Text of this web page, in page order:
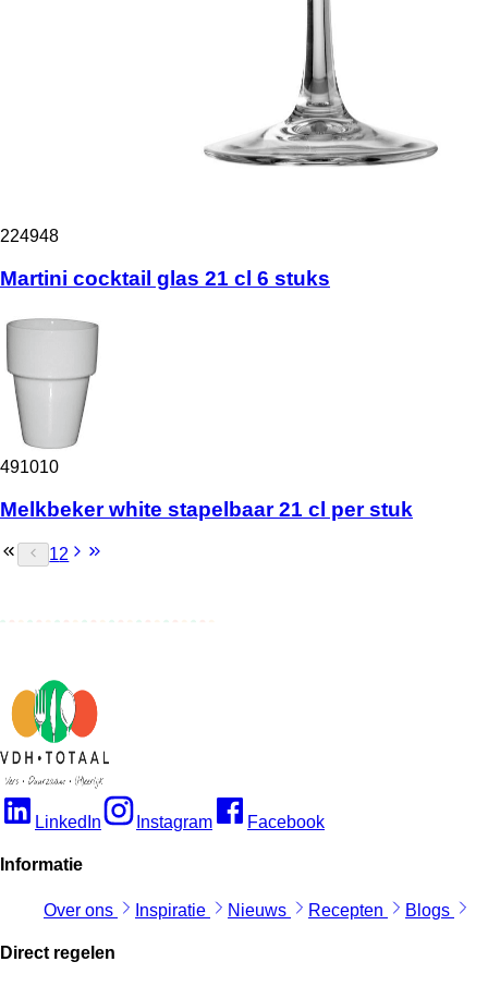
224948
Martini cocktail glas 21 cl 6 stuks
491010
Melkbeker white stapelbaar 21 cl per stuk
12
LinkedIn Instagram Facebook
Informatie
Over ons Inspiratie Nieuws Recepten Blogs
Direct regelen